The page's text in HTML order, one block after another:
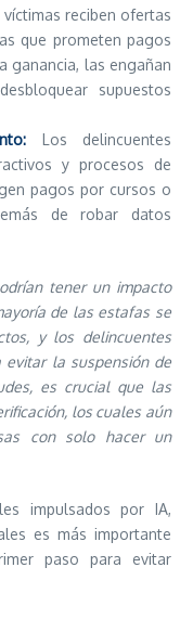
víctimas reciben ofertas
que prometen pagos
ganancia, las engañan
supuestos
Los delincuentes
y procesos de
pagos por cursos o
de robar datos
tener un impacto
de las estafas se
y los delincuentes
la suspensión de
es crucial que las
los cuales aún
con solo hacer un
impulsados por IA,
es más importante
paso para evitar